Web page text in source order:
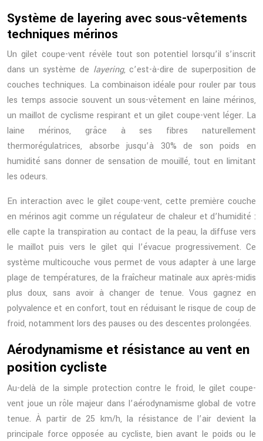
Système de layering avec sous-vêtements
techniques mérinos
Un gilet coupe-vent révèle tout son potentiel lorsqu’il s’inscrit
dans un système de layering, c’est-à-dire de superposition de
couches techniques. La combinaison idéale pour rouler par tous
les temps associe souvent un sous-vêtement en laine mérinos,
un maillot de cyclisme respirant et un gilet coupe-vent léger. La
laine mérinos, grâce à ses fibres naturellement
thermorégulatrices, absorbe jusqu’à 30% de son poids en
humidité sans donner de sensation de mouillé, tout en limitant
les odeurs.
En interaction avec le gilet coupe-vent, cette première couche
en mérinos agit comme un régulateur de chaleur et d’humidité :
elle capte la transpiration au contact de la peau, la diffuse vers
le maillot puis vers le gilet qui l’évacue progressivement. Ce
système multicouche vous permet de vous adapter à une large
plage de températures, de la fraîcheur matinale aux après-midis
plus doux, sans avoir à changer de tenue. Vous gagnez en
polyvalence et en confort, tout en réduisant le risque de coup de
froid, notamment lors des pauses ou des descentes prolongées.
Aérodynamisme et résistance au vent en
position cycliste
Au-delà de la simple protection contre le froid, le gilet coupe-
vent joue un rôle majeur dans l’aérodynamisme global de votre
tenue. À partir de 25 km/h, la résistance de l’air devient la
principale force opposée au cycliste, bien avant le poids ou le